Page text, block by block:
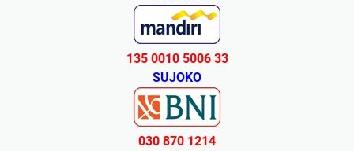
135 0010 5006 33
SUJOKO
030 870 1214